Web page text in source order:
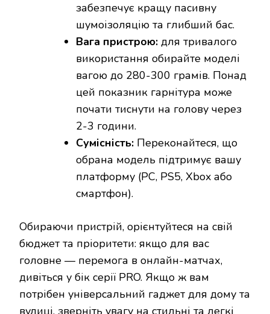
забезпечує кращу пасивну
шумоізоляцію та глибший бас.
Вага пристрою: для тривалого
використання обирайте моделі
вагою до 280-300 грамів. Понад
цей показник гарнітура може
почати тиснути на голову через
2-3 години.
Сумісність: Переконайтеся, що
обрана модель підтримує вашу
платформу (PC, PS5, Xbox або
смартфон).
Обираючи пристрій, орієнтуйтеся на свій
бюджет та пріоритети: якщо для вас
головне — перемога в онлайн-матчах,
дивіться у бік серії PRO. Якщо ж вам
потрібен універсальний гаджет для дому та